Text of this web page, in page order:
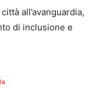
all’avanguardia,
di inclusione e